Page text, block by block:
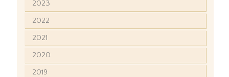
2023
2022
2021
2020
2019